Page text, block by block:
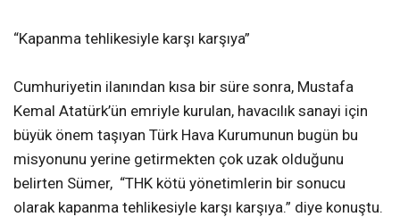
“Kapanma tehlikesiyle karşı karşıya”
Cumhuriyetin ilanından kısa bir süre sonra, Mustafa
Kemal Atatürk’ün emriyle kurulan, havacılık sanayi için
büyük önem taşıyan Türk Hava Kurumunun bugün bu
misyonunu yerine getirmekten çok uzak olduğunu
belirten Sümer, “THK kötü yönetimlerin bir sonucu
olarak kapanma tehlikesiyle karşı karşıya.” diye konuştu.